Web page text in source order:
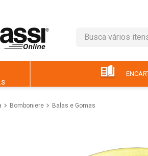
Busca vários itens
Bomboniere Balas e Gomas
leite
3º